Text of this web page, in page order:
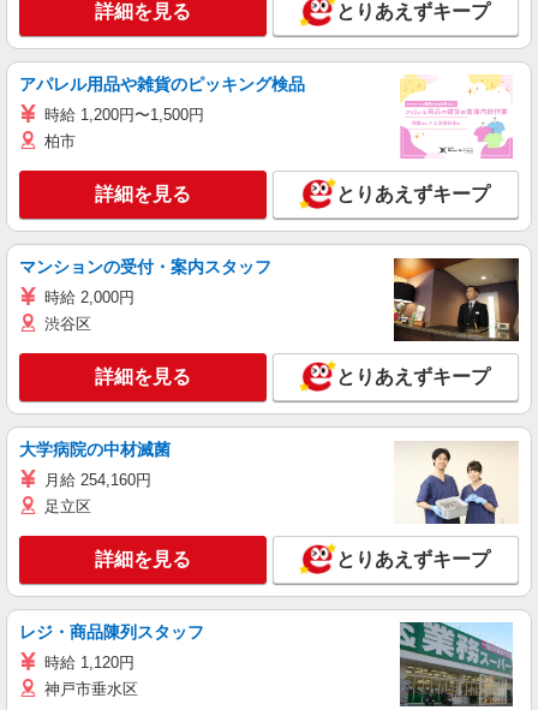
詳細を見る とりあえずキープ
アパレル用品や雑貨のピッキング検品
時給 1,200円〜1,500円
柏市
詳細を見る とりあえずキープ
マンションの受付・案内スタッフ
時給 2,000円
渋谷区
詳細を見る とりあえずキープ
大学病院の中材滅菌
月給 254,160円
足立区
詳細を見る とりあえずキープ
レジ・商品陳列スタッフ
時給 1,120円
神戸市垂水区